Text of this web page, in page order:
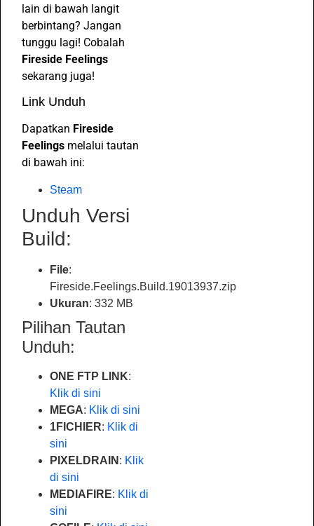
lain di bawah langit
berbintang? Jangan
tunggu lagi! Cobalah
Fireside Feelings
sekarang juga!
Link Unduh
Dapatkan Fireside
Feelings melalui tautan
di bawah ini:
Steam
Unduh Versi
Build:
File:
Fireside.Feelings.Build.19013937.zip
Ukuran: 332 MB
Pilihan Tautan
Unduh:
ONE FTP LINK:
Klik di sini
MEGA: Klik di sini
1FICHIER: Klik di
sini
PIXELDRAIN : Klik
di sini
MEDIAFIRE: Klik di
sini